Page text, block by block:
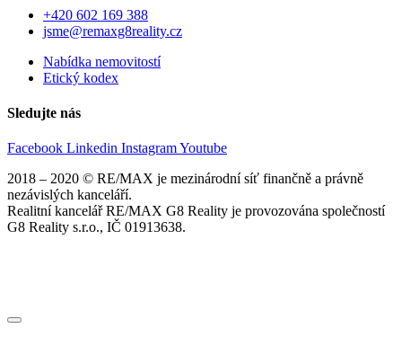
+420 602 169 388
jsme@remaxg8reality.cz
Nabídka nemovitostí
Etický kodex
Sledujte nás
Facebook Linkedin InstagramYoutube
2018 – 2020 © RE/MAX je mezinárodní síť finančně a právně
nezávislých kanceláří.
Realitní kancelář RE/MAX G8 Reality je provozována společností
G8 Reality s.r.o., IČ 01913638.